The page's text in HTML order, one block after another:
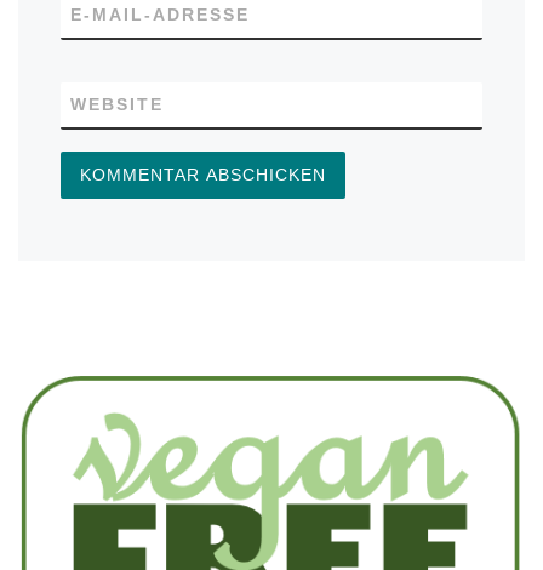
E-MAIL-ADRESSE
WEBSITE